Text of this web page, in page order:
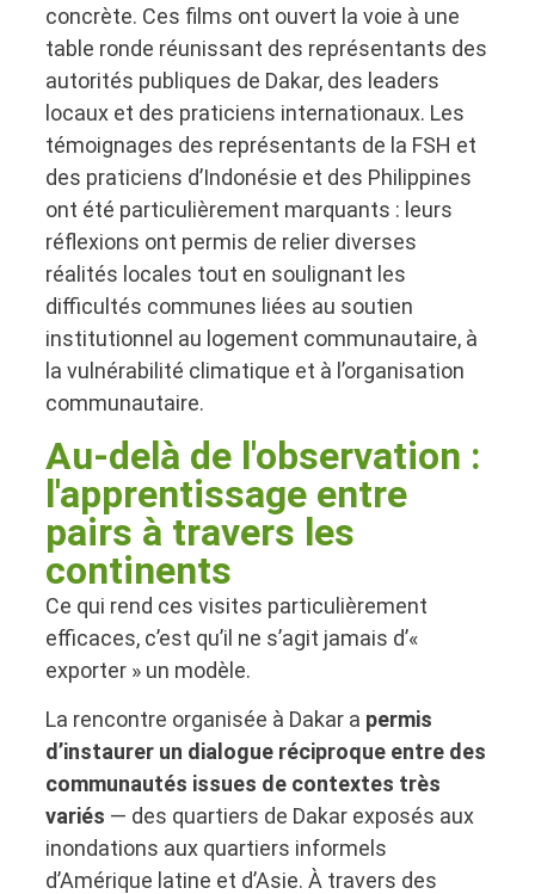
concrète. Ces films ont ouvert la voie à une
table ronde réunissant des représentants des
autorités publiques de Dakar, des leaders
locaux et des praticiens internationaux. Les
témoignages des représentants de la FSH et
des praticiens d’Indonésie et des Philippines
ont été particulièrement marquants : leurs
réflexions ont permis de relier diverses
réalités locales tout en soulignant les
difficultés communes liées au soutien
institutionnel au logement communautaire, à
la vulnérabilité climatique et à l’organisation
communautaire.
Au-delà de l'observation :
l'apprentissage entre
pairs à travers les
continents
Ce qui rend ces visites particulièrement
efficaces, c’est qu’il ne s’agit jamais d’«
exporter » un modèle.
La rencontre organisée à Dakar a permis
d’instaurer un dialogue réciproque entre des
communautés issues de contextes très
variés — des quartiers de Dakar exposés aux
inondations aux quartiers informels
d’Amérique latine et d’Asie. À travers des